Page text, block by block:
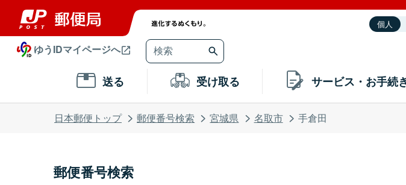
個人
ゆうIDマイページへ
送る 受け取る サービス・お手続
日本郵便トップ 郵便番号検索 宮城県 名取市 手倉田
郵便番号検索